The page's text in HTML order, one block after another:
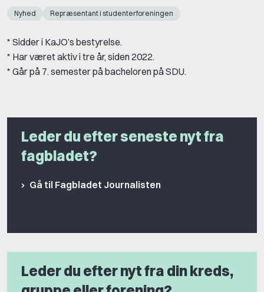
Nyhed Repræsentant i studenterforeningen
* Sidder i KaJO’s bestyrelse.
* Har været aktiv i tre år, siden 2022.
* Går på 7. semester på bacheloren på SDU.
Leder du efter seneste nyt fra
fagbladet?
Gå til Fagbladet Journalisten
Leder du efter nyt fra din kreds,